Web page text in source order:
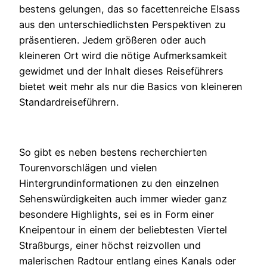
bestens gelungen, das so facettenreiche Elsass
aus den unterschiedlichsten Perspektiven zu
präsentieren. Jedem größeren oder auch
kleineren Ort wird die nötige Aufmerksamkeit
gewidmet und der Inhalt dieses Reiseführers
bietet weit mehr als nur die Basics von kleineren
Standardreiseführern.
So gibt es neben bestens recherchierten
Tourenvorschlägen und vielen
Hintergrundinformationen zu den einzelnen
Sehenswürdigkeiten auch immer wieder ganz
besondere Highlights, sei es in Form einer
Kneipentour in einem der beliebtesten Viertel
Straßburgs, einer höchst reizvollen und
malerischen Radtour entlang eines Kanals oder